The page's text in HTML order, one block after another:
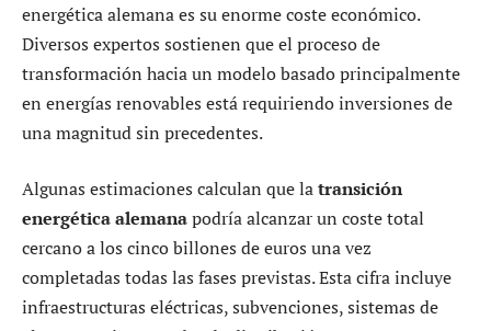
energética alemana es su enorme coste económico.
Diversos expertos sostienen que el proceso de
transformación hacia un modelo basado principalmente
en energías renovables está requiriendo inversiones de
una magnitud sin precedentes.
Algunas estimaciones calculan que latransición
energética alemanapodría alcanzar un coste total
cercano a los cinco billones de euros una vez
completadas todas las fases previstas. Esta cifra incluye
infraestructuras eléctricas, subvenciones, sistemas de